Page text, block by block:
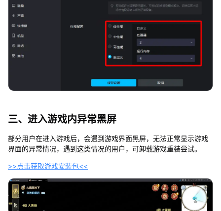
三、进入游戏内异常黑屏
部分用户在进入游戏后，会遇到游戏界面黑屏，无法正常显示游戏
界面的异常情况，遇到这类情况的用户，可卸载游戏重装尝试。
>>点击获取游戏安装包<<